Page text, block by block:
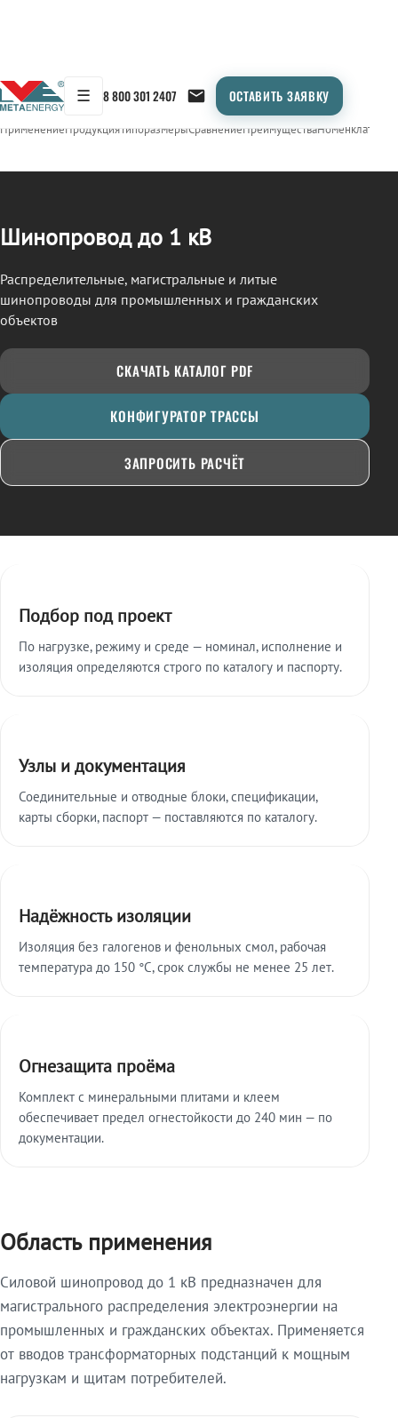
☰ 8 800 301 2407 ОСТАВИТЬ ЗАЯВКУ
← Продукция/ШИНОПРОВОД
ПрименениеПродукцияТипоразмерыСравнениеПреимуществаНоменклатура
Шинопровод до 1 кВ
Распределительные, магистральные и литые
шинопроводы для промышленных и гражданских
объектов
СКАЧАТЬ КАТАЛОГ PDF
КОНФИГУРАТОР ТРАССЫ
ЗАПРОСИТЬ РАСЧЁТ
Подбор под проект
По нагрузке, режиму и среде — номинал, исполнение и
изоляция определяются строго по каталогу и паспорту.
Узлы и документация
Соединительные и отводные блоки, спецификации,
карты сборки, паспорт — поставляются по каталогу.
Надёжность изоляции
Изоляция без галогенов и фенольных смол, рабочая
температура до 150 °C, срок службы не менее 25 лет.
Огнезащита проёма
Комплект с минеральными плитами и клеем
обеспечивает предел огнестойкости до 240 мин — по
документации.
Область применения
Силовой шинопровод до 1 кВ предназначен для
магистрального распределения электроэнергии на
промышленных и гражданских объектах. Применяется
от вводов трансформаторных подстанций к мощным
нагрузкам и щитам потребителей.